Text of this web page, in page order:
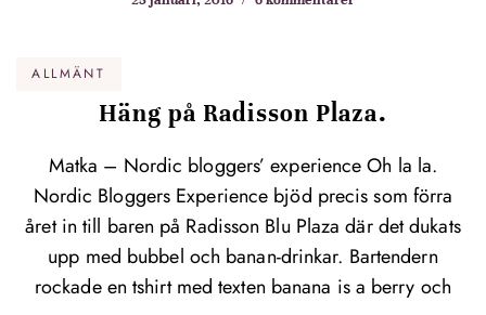
ALLMÄNT
Häng på Radisson Plaza.
Matka – Nordic bloggers’ experience Oh la la.
Nordic Bloggers Experience bjöd precis som förra
året in till baren på Radisson Blu Plaza där det dukats
upp med bubbel och banan-drinkar. Bartendern
rockade en tshirt med texten banana is a berry och